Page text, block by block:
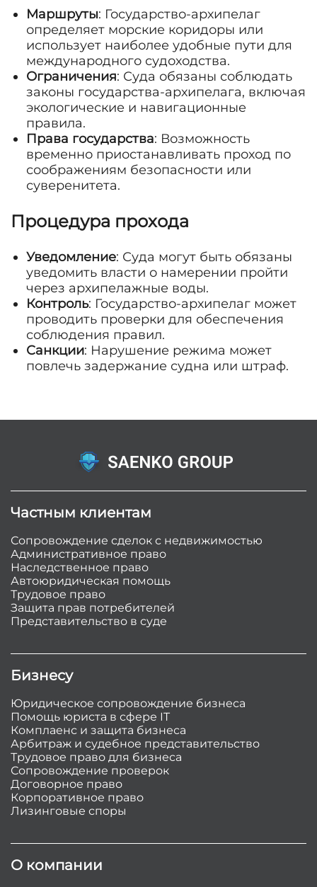
Маршруты: Государство-архипелаг
определяет морские коридоры или
использует наиболее удобные пути для
международного судоходства.
Ограничения: Суда обязаны соблюдать
законы государства-архипелага, включая
экологические и навигационные
правила.
Права государства: Возможность
временно приостанавливать проход по
соображениям безопасности или
суверенитета.
Процедура прохода
Уведомление: Суда могут быть обязаны
уведомить власти о намерении пройти
через архипелажные воды.
Контроль: Государство-архипелаг может
проводить проверки для обеспечения
соблюдения правил.
Санкции: Нарушение режима может
повлечь задержание судна или штраф.
Частным клиентам
Сопровождение сделок с недвижимостью
Административное право
Наследственное право
Автоюридическая помощь
Трудовое право
Защита прав потребителей
Представительство в суде
Бизнесу
Юридическое сопровождение бизнеса
Помощь юриста в сфере IT
Комплаенс и защита бизнеса
Арбитраж и судебное представительство
Трудовое право для бизнеса
Сопровождение проверок
Договорное право
Корпоративное право
Лизинговые споры
О компании